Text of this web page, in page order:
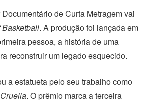
de Curta Metragem vai
Basketball. A produção foi lançada em
pessoa, a história de uma
reconstruir um legado esquecido.
a estatueta pelo seu trabalho como
Cruella. O prêmio marca a terceira